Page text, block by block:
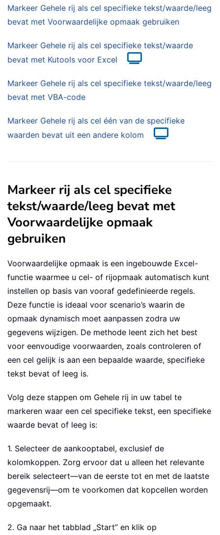
Markeer Gehele rij als cel specifieke tekst/waarde/leeg
bevat met Voorwaardelijke opmaak gebruiken
Markeer Gehele rij als cel specifieke tekst/waarde
bevat met Kutools voor Excel
Markeer Gehele rij als cel specifieke tekst/waarde/leeg
bevat met VBA-code
Markeer Gehele rij als cel één van de specifieke
waarden bevat uit een andere kolom
Markeer rij als cel specifieke
tekst/waarde/leeg bevat met
Voorwaardelijke opmaak
gebruiken
Voorwaardelijke opmaak is een ingebouwde Excel-
functie waarmee u cel- of rijopmaak automatisch kunt
instellen op basis van vooraf gedefinieerde regels.
Deze functie is ideaal voor scenario’s waarin de
opmaak dynamisch moet aanpassen zodra uw
gegevens wijzigen. De methode leent zich het best
voor eenvoudige voorwaarden, zoals controleren of
een cel gelijk is aan een bepaalde waarde, specifieke
tekst bevat of leeg is.
Volg deze stappen om Gehele rij in uw tabel te
markeren waar een cel specifieke tekst, een specifieke
waarde bevat of leeg is:
1. Selecteer de aankooptabel, exclusief de
kolomkoppen. Zorg ervoor dat u alleen het relevante
bereik selecteert—van de eerste tot en met de laatste
gegevensrij—om te voorkomen dat kopcellen worden
opgemaakt.
2. Ga naar het tabblad „Start” en klik op